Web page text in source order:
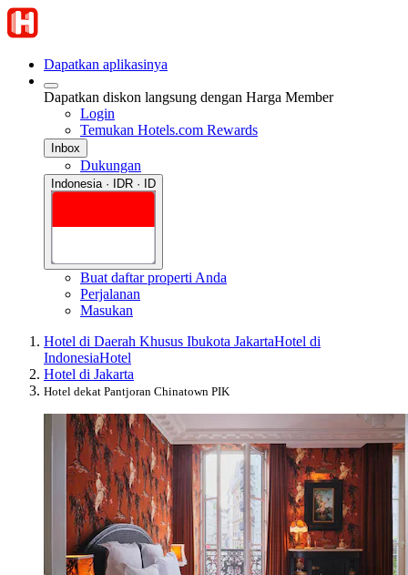
Dapatkan aplikasinya
Dapatkan diskon langsung dengan Harga Member
Login
Temukan Hotels.com Rewards
Inbox
Dukungan
Indonesia · IDR · ID
Buat daftar properti Anda
Perjalanan
Masukan
Hotel di Daerah Khusus Ibukota JakartaHotel di
IndonesiaHotel
Hotel di Jakarta
Hotel dekat Pantjoran Chinatown PIK